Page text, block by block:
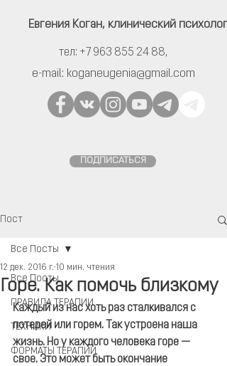
Евгения Коган, клинический психолог
тел: +7 963 855 24 88,
e-mail: koganeugenia@gmail.com
ПОДПИСАТЬСЯ
Пост
Все Посты
ПРАВИЛА ТЕРАПИИ
ТЕХНИКИ
ФОРМАТЫ ТЕРАПИИ
Все Посты
Горе. Как помочь близкому
12 дек. 2016 г. 10 мин. чтения
Каждый из нас хоть раз сталкивался с
потерей или горем. Так устроена наша
жизнь. Но у каждого человека горе —
свое. Это может быть окончание